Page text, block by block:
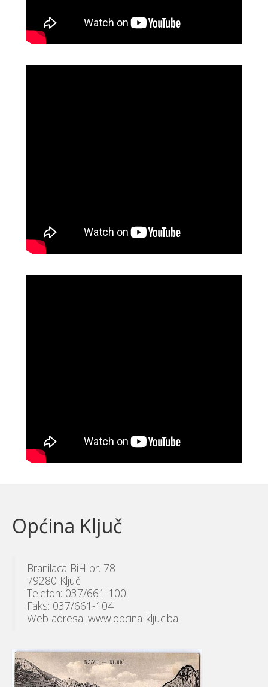
Općina Ključ
Branilaca BiH br. 78
79280 Ključ
Telefon: 037/661-100
Faks: 037/661-104
Web adresa: www.opcina-kljuc.ba